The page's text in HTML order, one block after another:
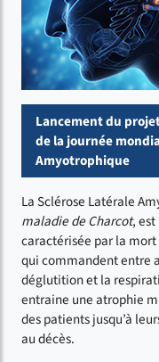
Lancement du
de la journée
Amyotrophique
La Sclérose Latérale
maladie de Charcot,
caractérisée par la
qui commandent entre
déglutition et la
entraine une atrophie
des patients jusqu’à
au décès.